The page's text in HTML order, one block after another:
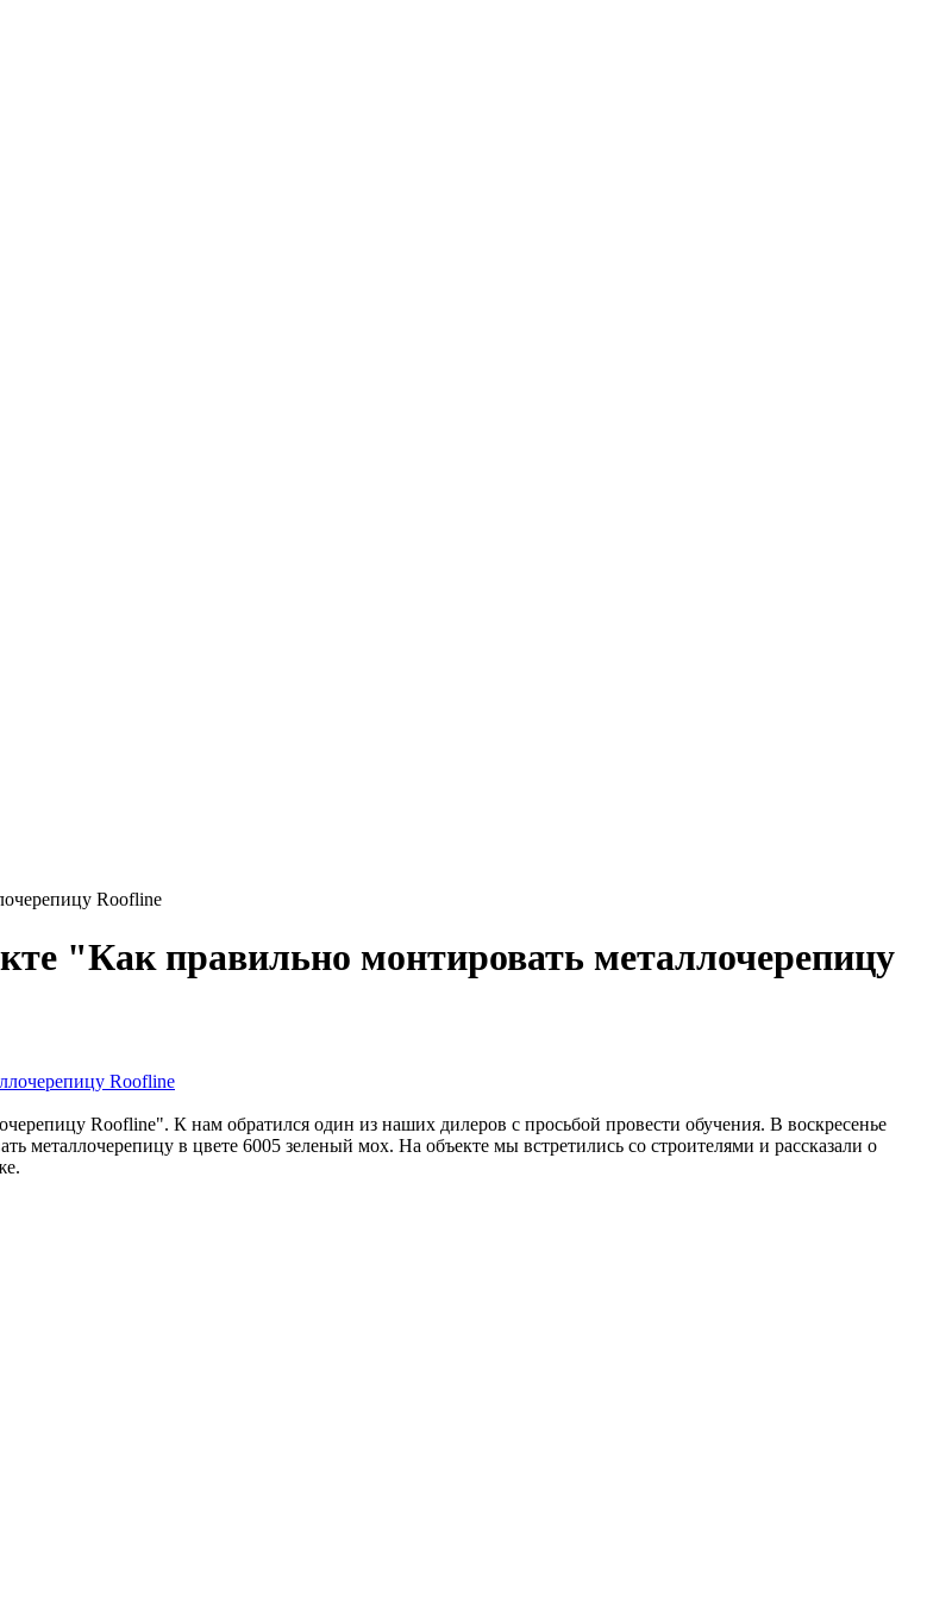
Roofline
"Как правильно монтировать металлочерепицу
Roofline". К нам обратился один из наших дилеров с просьбой провести обучения. В воскресенье
металлочерепицу в цвете 6005 зеленый мох. На объекте мы встретились со строителями и рассказали о